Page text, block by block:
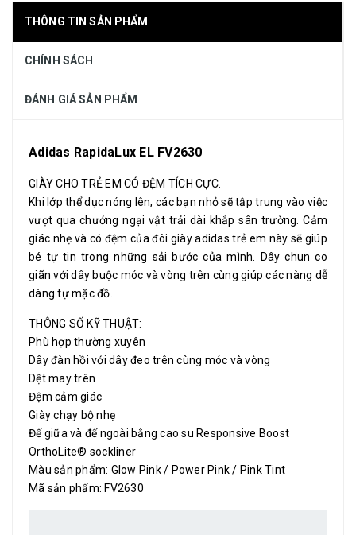
THÔNG TIN SẢN PHẨM
CHÍNH SÁCH
ĐÁNH GIÁ SẢN PHẨM
Adidas RapidaLux EL FV2630
GIÀY CHO TRẺ EM CÓ ĐỆM TÍCH CỰC.
Khi lớp thể dục nóng lên, các bạn nhỏ sẽ tập trung vào việc
vượt qua chướng ngại vật trải dài khắp sân trường. Cảm
giác nhẹ và có đệm của đôi giày adidas trẻ em này sẽ giúp
bé tự tin trong những sải bước của mình. Dây chun co
giãn với dây buộc móc và vòng trên cùng giúp các nàng dễ
dàng tự mặc đồ.
THÔNG SỐ KỸ THUẬT:
Phù hợp thường xuyên
Dây đàn hồi với dây đeo trên cùng móc và vòng
Dệt may trên
Đệm cảm giác
Giày chạy bộ nhẹ
Đế giữa và đế ngoài bằng cao su Responsive Boost
OrthoLite® sockliner
Màu sản phẩm: Glow Pink / Power Pink / Pink Tint
Mã sản phẩm: FV2630